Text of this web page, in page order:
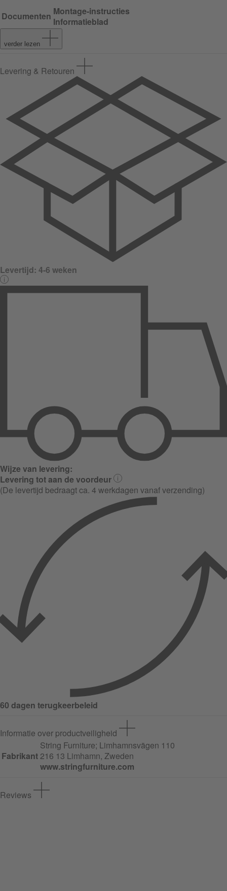
Documenten Montage-instructies
Informatieblad
verder lezen
Levering & Retouren
Levertijd: 4-6 weken
Wijze van levering:
Levering tot aan de voordeur
(De levertijd bedraagt ca. 4 werkdagen vanaf verzending)
60 dagen terugkeerbeleid
Informatie over productveiligheid
Fabrikant
String Furniture; Limhamnsvägen 110
216 13 Limhamn, Zweden
www.stringfurniture.com
Reviews